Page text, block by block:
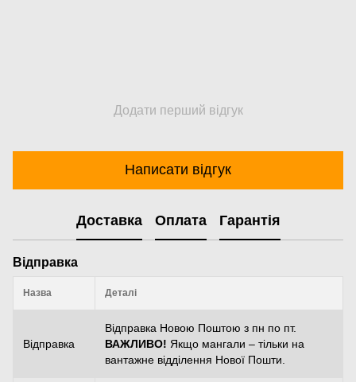
Додати перший відгук
Написати відгук
Доставка Оплата Гарантія
Відправка
Назва Деталі
Відправка
Відправка Новою Поштою з пн по пт.
ВАЖЛИВО! Якщо мангали – тільки на
вантажне відділення Нової Пошти.